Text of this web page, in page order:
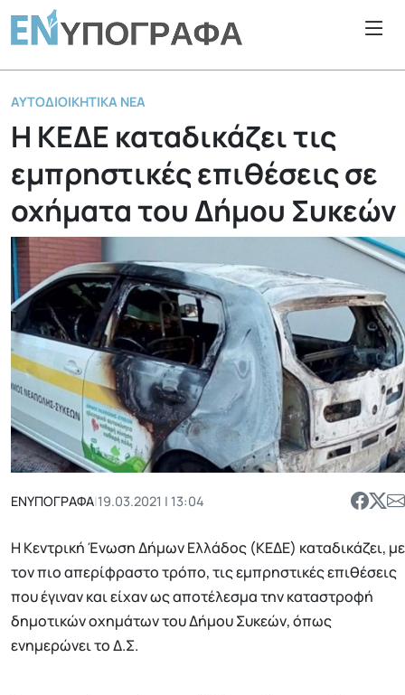
ΑΥΤΟΔΙΟΙΚΗΤΙΚΆ ΝΈΑ
Η ΚΕΔΕ καταδικάζει τις
εμπρηστικές επιθέσεις σε
οχήματα του Δήμου Συκεών
ΕΝΥΠΟΓΡΑΦΑ|19.03.2021 | 13:04
Η Κεντρική Ένωση Δήμων Ελλάδος (ΚΕΔΕ) καταδικάζει, με
τον πιο απερίφραστο τρόπο, τις εμπρηστικές επιθέσεις
που έγιναν και είχαν ως αποτέλεσμα την καταστροφή
δημοτικών οχημάτων του Δήμου Συκεών, όπως
ενημερώνει το Δ.Σ.